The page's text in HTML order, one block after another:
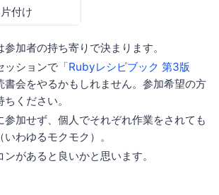
片付け
参加者の持ち寄りで決まります。
ッションで 「Rubyレシピブック 第3版
書会をやるかもしれません。参加希望の方
ください。
参加せず、個人でそれぞれ作業をされても
わゆるモクモク）。
ンがあると良いかと思います。